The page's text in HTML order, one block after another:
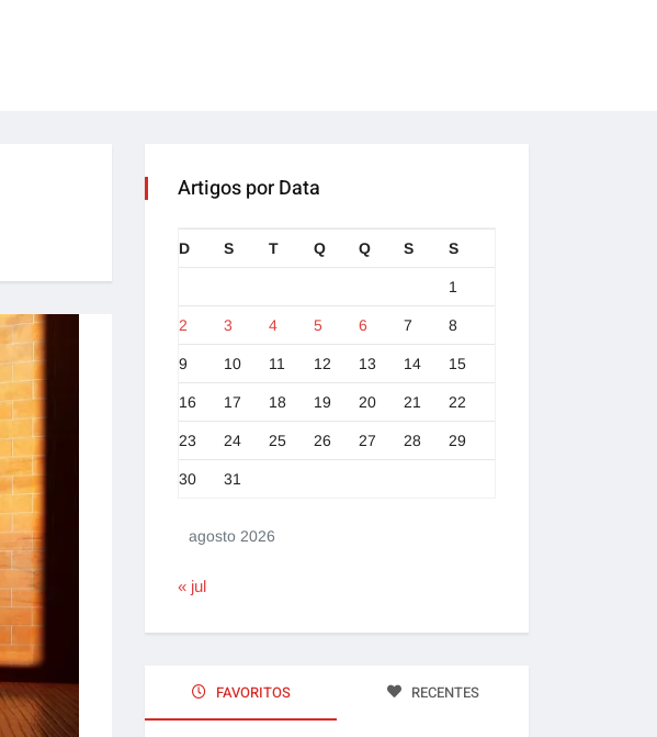
Artigos por Data
agosto 2026
D S T Q Q S S
1
2 3 4 5 6 7 8
9 10 11 12 13 14 15
16 17 18 19 20 21 22
23 24 25 26 27 28 29
30 31
« jul
FAVORITOS RECENTES